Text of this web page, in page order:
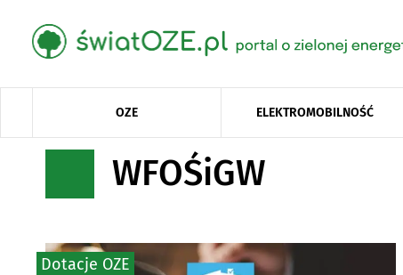
OZE ELEKTROMOBILNOŚĆ
WFOŚiGW
Dotacje OZE